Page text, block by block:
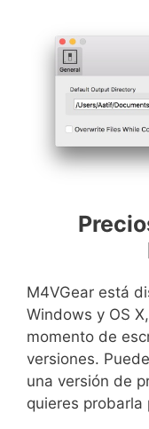
M4VGear está
Windows y OS
momento de
versiones.
una versión de
quieres probarla